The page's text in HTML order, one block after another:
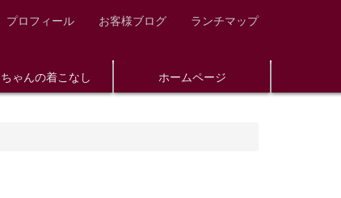
プロフィール お客様ブログ ランチマップ
ゃんの着こなし ホームページ